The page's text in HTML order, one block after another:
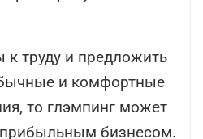
труду и предложить
и комфортные
то глэмпинг может
бизнесом.